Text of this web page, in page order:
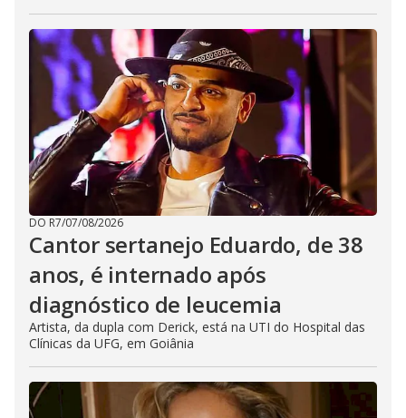
DO R7/07/08/2026
Cantor sertanejo Eduardo, de 38
anos, é internado após
diagnóstico de leucemia
Artista, da dupla com Derick, está na UTI do Hospital das
Clínicas da UFG, em Goiânia